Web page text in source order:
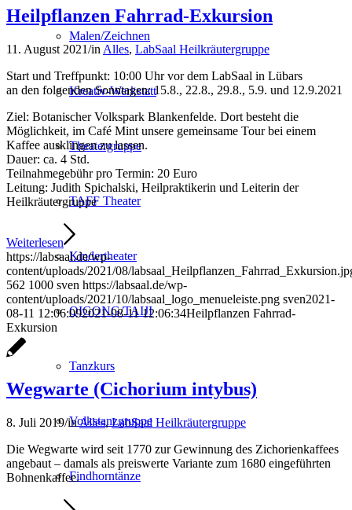
Malen/Zeichnen
Kreativ-Werkstatt
Theatergruppe
TAFF Theater
Kindertheater
QIGONG/TAIJI
Tanzkurs
Volkstanzgruppe
Findhorntänze
Heilpflanzen Fahrrad-Exkursion
11. August 2021/in Alles, LabSaal Heilkräutergruppe
Start und Treffpunkt: 10:00 Uhr vor dem LabSaal in Lübars
an den folgenden Sonntagen: 15.8., 22.8., 29.8., 5.9. und 12.9.2021
Ziel: Botanischer Volkspark Blankenfelde. Dort besteht die
Möglichkeit, im Café Mint unsere gemeinsame Tour bei einem
Kaffee ausklingen zu lassen.
Dauer: ca. 4 Std.
Teilnahmegebühr pro Termin: 20 Euro
Leitung: Judith Spichalski, Heilpraktikerin und Leiterin der
Heilkräutergruppe
Weiterlesen
https://labsaal.de/wp-
content/uploads/2021/08/
562 1000 sven https://labsaal.de/wp-
content/uploads/2021/10/labsaal_logo_menueleiste.png sven2021-
08-11 12:06:092021-08-11 12:06:34Heilpflanzen Fahrrad-
Exkursion
Wegwarte (Cichorium intybus)
8. Juli 2019/inAlles,LabSaal Heilkräutergruppe
Die Wegwarte wird seit 1770 zur Gewinnung des Zichorienkaffees
angebaut – damals als preiswerte Variante zum 1680 eingeführten
Bohnenkaffee.